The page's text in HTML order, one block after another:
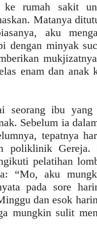
rumah sakit
Matanya
aku
dengan minyak
enam dan anak
seorang ibu yang
Sebelum ia
tepatnya
poliklinik Gereja.
pelatihan
“Mo, aku
pada sore
dan esok
mungkin sulit